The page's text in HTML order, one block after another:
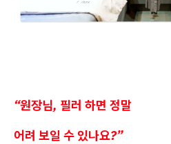
“원장님, 필러 하면 정말
어려 보일 수 있나요?”